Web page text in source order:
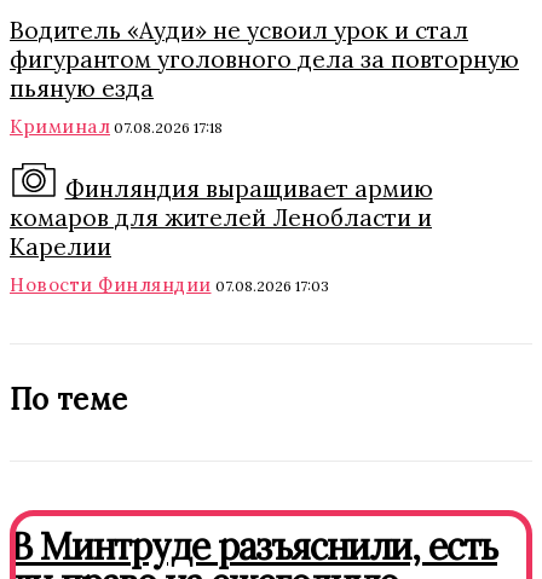
Водитель «Ауди» не усвоил урок и стал
фигурантом уголовного дела за повторную
пьяную езда
Криминал 07.08.2026 17:18
Финляндия выращивает армию
комаров для жителей Ленобласти и
Карелии
Новости Финляндии 07.08.2026 17:03
По теме
В Минтруде разъяснили, есть